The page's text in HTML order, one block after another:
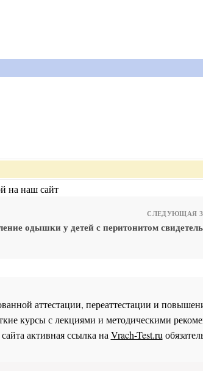
на наш сайт
СЛЕДУЮЩАЯ
одышки у детей с перитонитом
аттестации, переаттестации и
курсы с лекциями и методическими
активная ссылка наVrach-Test.ru